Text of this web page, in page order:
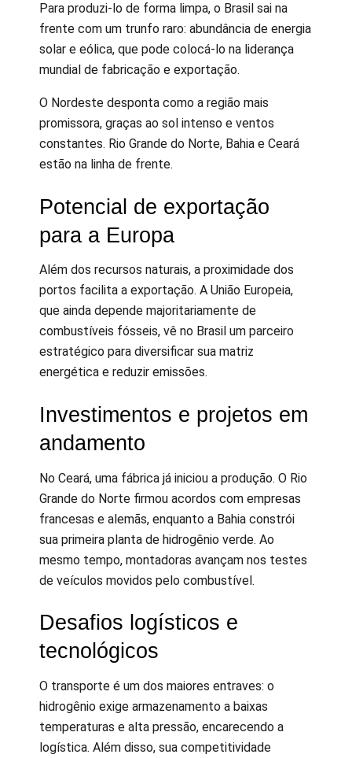
Para produzi-lo de forma limpa, o Brasil sai na
frente com um trunfo raro: abundância de energia
solar e eólica, que pode colocá-lo na liderança
mundial de fabricação e exportação.
O Nordeste desponta como a região mais
promissora, graças ao sol intenso e ventos
constantes. Rio Grande do Norte, Bahia e Ceará
estão na linha de frente.
Potencial de exportação
para a Europa
Além dos recursos naturais, a proximidade dos
portos facilita a exportação. A União Europeia,
que ainda depende majoritariamente de
combustíveis fósseis, vê no Brasil um parceiro
estratégico para diversificar sua matriz
energética e reduzir emissões.
Investimentos e projetos em
andamento
No Ceará, uma fábrica já iniciou a produção. O Rio
Grande do Norte firmou acordos com empresas
francesas e alemãs, enquanto a Bahia constrói
sua primeira planta de hidrogênio verde. Ao
mesmo tempo, montadoras avançam nos testes
de veículos movidos pelo combustível.
Desafios logísticos e
tecnológicos
O transporte é um dos maiores entraves: o
hidrogênio exige armazenamento a baixas
temperaturas e alta pressão, encarecendo a
logística. Além disso, sua competitividade